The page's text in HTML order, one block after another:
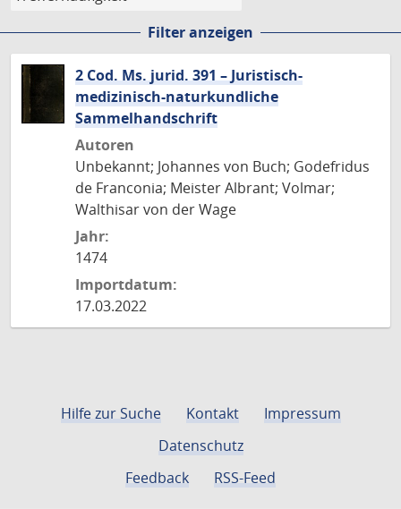
Filter anzeigen
2 Cod. Ms. jurid. 391 – Juristisch-
medizinisch-naturkundliche
Sammelhandschrift
Autoren
Unbekannt; Johannes von Buch; Godefridus
de Franconia; Meister Albrant; Volmar;
Walthisar von der Wage
Jahr:
1474
Importdatum:
17.03.2022
Hilfe zur Suche Kontakt
Impressum
Datenschutz
Feedback
RSS-Feed